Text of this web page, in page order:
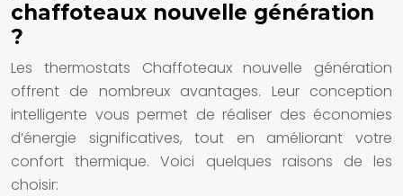
chaffoteaux nouvelle génération
?
Les thermostats Chaffoteaux nouvelle génération
offrent de nombreux avantages. Leur conception
intelligente vous permet de réaliser des économies
d’énergie significatives, tout en améliorant votre
confort thermique. Voici quelques raisons de les
choisir: